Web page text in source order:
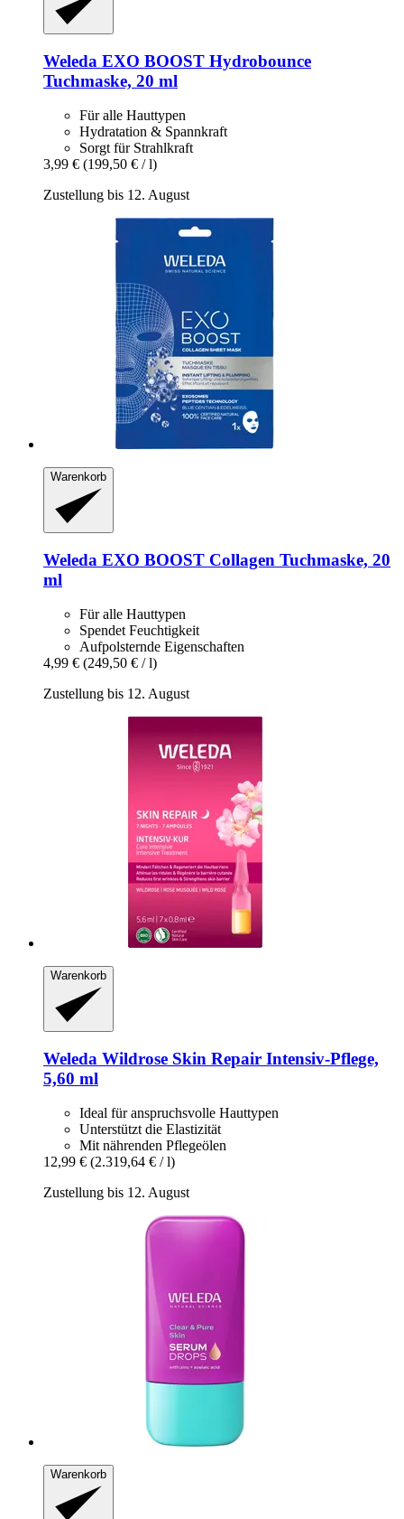
Weleda EXO BOOST Hydrobounce
Tuchmaske, 20 ml
Für alle Hauttypen
Hydratation & Spannkraft
Sorgt für Strahlkraft
3,99 € (199,50 € / l)
Zustellung bis 12. August
Warenkorb
Weleda EXO BOOST Collagen Tuchmaske, 20
ml
Für alle Hauttypen
Spendet Feuchtigkeit
Aufpolsternde Eigenschaften
4,99 € (249,50 € / l)
Zustellung bis 12. August
Warenkorb
Weleda Wildrose Skin Repair Intensiv-​Pflege,
5,60 ml
Ideal für anspruchsvolle Hauttypen
Unterstützt die Elastizität
Mit nährenden Pflegeölen
12,99 € (2.319,64 € / l)
Zustellung bis 12. August
Warenkorb